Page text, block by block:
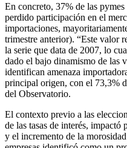
En concreto, 37% de las
perdido participación en el
importaciones,
trimestre anterior). “Este valor
la serie que data de 2007, lo
dado el bajo dinamismo de las
identifican amenaza
principal origen, con el 73,3%
del Observatorio.
El contexto previo a las
de las tasas de interés, impactó
y el incremento de la